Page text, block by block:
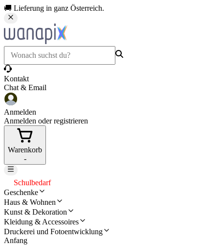
🚚 Lieferung in ganz Österreich.
Kontakt
Chat & Email
Anmelden
Anmelden oder registrieren
Warenkorb
-
Schulbedarf
Geschenke
Haus & Wohnen
Kunst & Dekoration
Kleidung & Accessoires
Druckerei und Fotoentwicklung
Anfang